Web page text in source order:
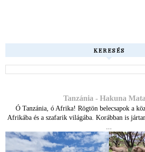
KERESÉS
Tanzánia - Hakuna
Ó Tanzánia, ó Afrika! Rögtön belecsapok a
Afrikába és a szafarik világába. Korábban is
...